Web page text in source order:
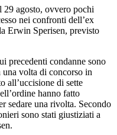
29 agosto, ovvero pochi
nei confronti dell’ex
Erwin Sperisen, previsto
precedenti condanne sono
una volta di concorso in
all’uccisione di sette
hanno fatto
sedare una rivolta. Secondo
sono stati giustiziati a